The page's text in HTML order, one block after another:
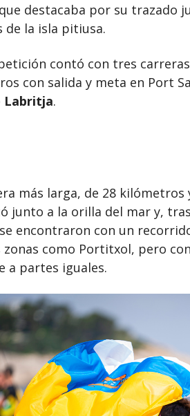
destacaba por su trazado
de la isla pitiusa.
contó con tres
con salida y meta en Port
Labritja.
más larga, de 28 kilómetros
junto a la orilla del mar y,
encontraron con un
zonas como Portitxol, pero
a partes iguales.